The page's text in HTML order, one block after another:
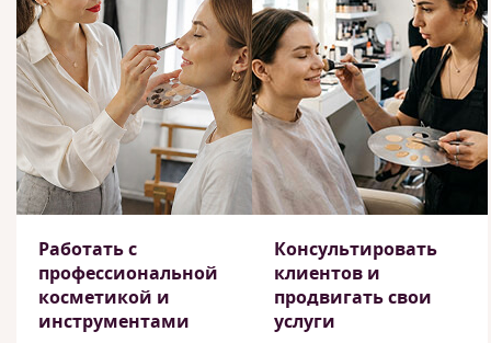
Работать с
профессиональной
косметикой и
инструментами
Консультировать
клиентов и
продвигать свои
услуги